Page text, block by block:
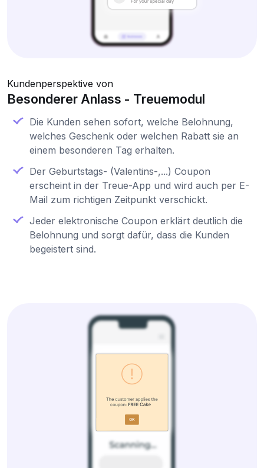
Kundenperspektive von
Besonderer Anlass - Treuemodul
Die Kunden sehen sofort, welche Belohnung,
welches Geschenk oder welchen Rabatt sie an
einem besonderen Tag erhalten.
Der Geburtstags- (Valentins-,...) Coupon
erscheint in der Treue-App und wird auch per E-
Mail zum richtigen Zeitpunkt verschickt.
Jeder elektronische Coupon erklärt deutlich die
Belohnung und sorgt dafür, dass die Kunden
begeistert sind.